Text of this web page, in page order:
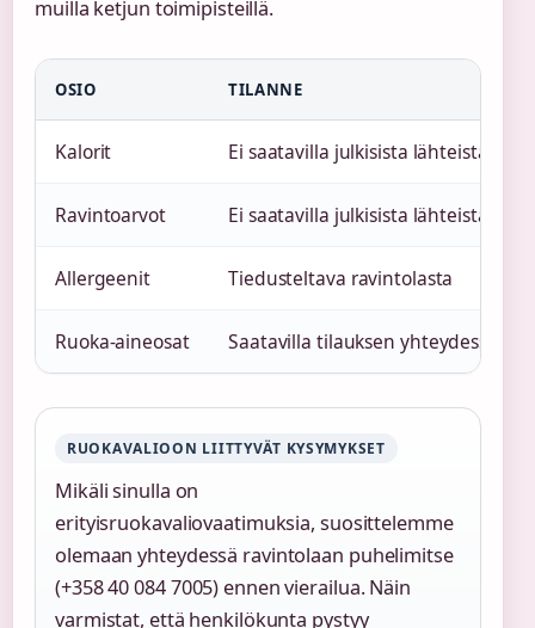
muilla ketjun toimipisteillä.
OSIO TILANNE
Kalorit Ei saatavilla julkisista lähteistä
Ravintoarvot Ei saatavilla julkisista lähteistä
Allergeenit Tiedusteltava ravintolasta
Ruoka-aineosat Saatavilla tilauksen yhteydessä
RUOKAVALIOON LIITTYVÄT KYSYMYKSET
Mikäli sinulla on
erityisruokavaliovaatimuksia, suosittelemme
olemaan yhteydessä ravintolaan puhelimitse
(+358 40 084 7005) ennen vierailua. Näin
varmistat, että henkilökunta pystyy